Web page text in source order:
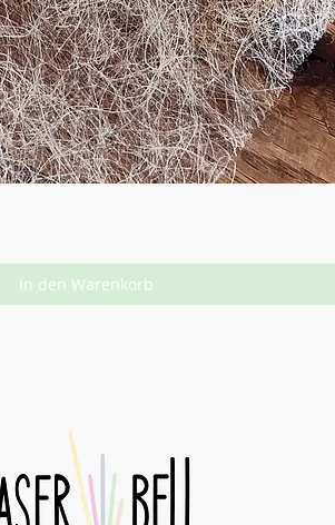
In den Warenkorb